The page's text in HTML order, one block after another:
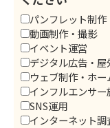
パンフレット制作
動画制作・撮影
イベント運営
デジタル広告・屋
ウェブ制作・ホ
インフルエンサー
SNS運用
インターネット調